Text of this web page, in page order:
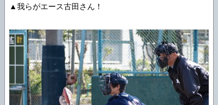
▲我らがエース古田さん！